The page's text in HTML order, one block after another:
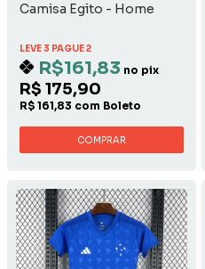
Camisa Egito - Home
LEVE 3 PAGUE 2
R$161,83 no pix
R$ 175,90
R$ 161,83 com Boleto
COMPRAR